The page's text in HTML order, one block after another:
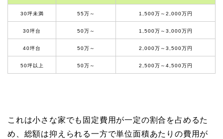
30坪未満 55万～ 1,500万～2,000万円
30坪台 50万～ 1,500万～3,000万円
40坪台 50万～ 2,000万～3,500万円
50坪以上 50万～ 2,500万～4,500万円
これは小さな家でも固定費用が一定の割合を占めるた
め、総額は抑えられる一方で単位面積あたりの費用が